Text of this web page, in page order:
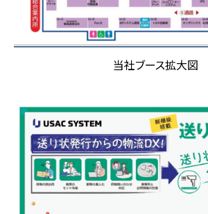
当社ブース拡大図